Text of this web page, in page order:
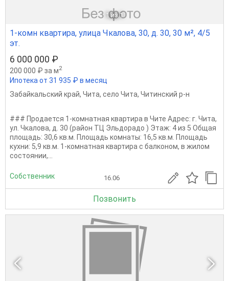
1 из 1
1-комн квартира, улица Чкалова, 30, д. 30, 30 м², 4/5
эт.
6 000 000 ₽
200 000 ₽ за м2
Ипотека от 31 935 ₽ в месяц
Забайкальский край, Чита, село Чита, Читинский р-н
### Продается 1-комнатная квартира в Чите Адрес: г. Чита,
ул. Чкалова, д. 30 (район ТЦ Эльдорадо ) Этаж: 4 из 5 Общая
площадь: 30,6 кв.м. Площадь комнаты: 16,5 кв.м. Площадь
кухни: 5,9 кв.м. 1-комнатная квартира с балконом, в жилом
состоянии,...
Собственник 16.06
Позвонить